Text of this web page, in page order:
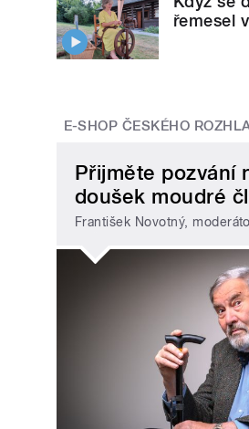
řemesel
E-SHOP ČESKÉHO
Přijměte pozvání
doušek moudré
František Novotný,